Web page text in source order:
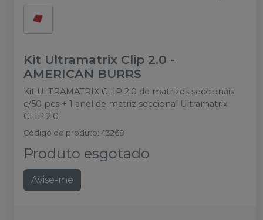
Kit Ultramatrix Clip 2.0 -
AMERICAN BURRS
Kit ULTRAMATRIX CLIP 2.0 de matrizes seccionais
c/50 pcs + 1 anel de matriz seccional Ultramatrix
CLIP 2.0
Código do produto: 43268
Produto esgotado
Avise-me